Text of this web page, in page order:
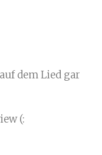
dem Lied gar
(: